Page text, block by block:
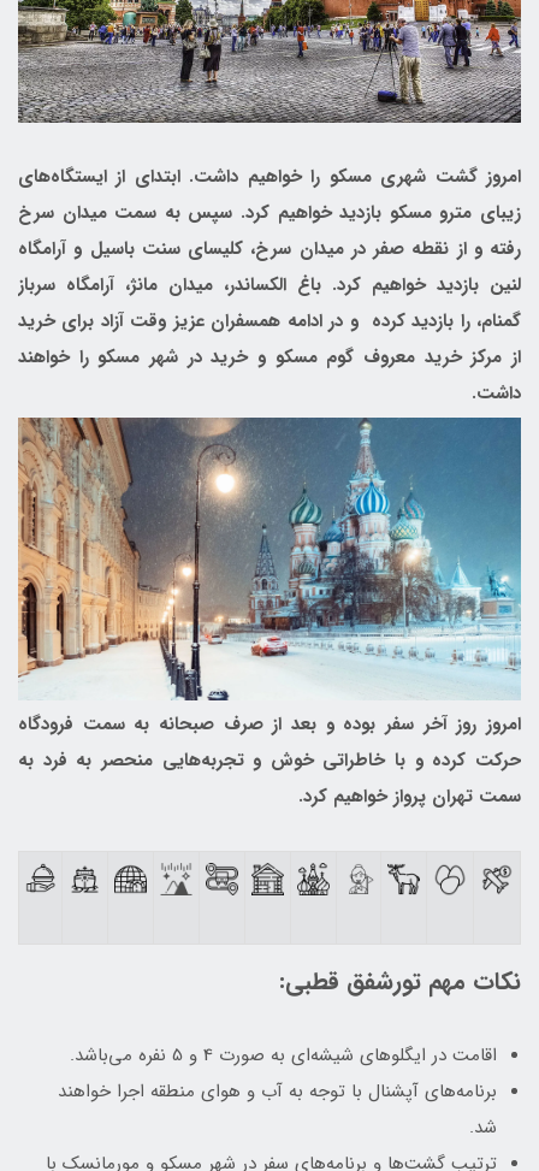
امروز گشت شهری مسکو را خواهیم داشت. ابتدای از ایستگاه‌های
زیبای مترو مسکو بازدید خواهیم کرد. سپس به سمت میدان سرخ
رفته و از نقطه صفر در میدان سرخ، کلیسای سنت باسیل و آرامگاه
لنین بازدید خواهیم کرد. باغ الکساندر، میدان مانژ، آرامگاه سرباز
گمنام، را بازدید کرده و در ادامه همسفران عزیز وقت آزاد برای خرید
از مرکز خرید معروف گوم مسکو و خرید در شهر مسکو را خواهند
داشت.
امروز روز آخر سفر بوده و بعد از صرف صبحانه به سمت فرودگاه
حرکت کرده و با خاطراتی خوش و تجربه‌هایی منحصر به فرد به
سمت تهران پرواز خواهیم کرد.
نکات مهم تورشفق قطبی:
اقامت در ایگلوهای شیشه‌ای به صورت 4 و 5 نفره می‌باشد.
برنامه‌های آپشنال با توجه به آب و هوای منطقه اجرا خواهند
شد.
ترتیب گشت‌ها و برنامه‌های سفر در شهر مسکو و مورمانسک با